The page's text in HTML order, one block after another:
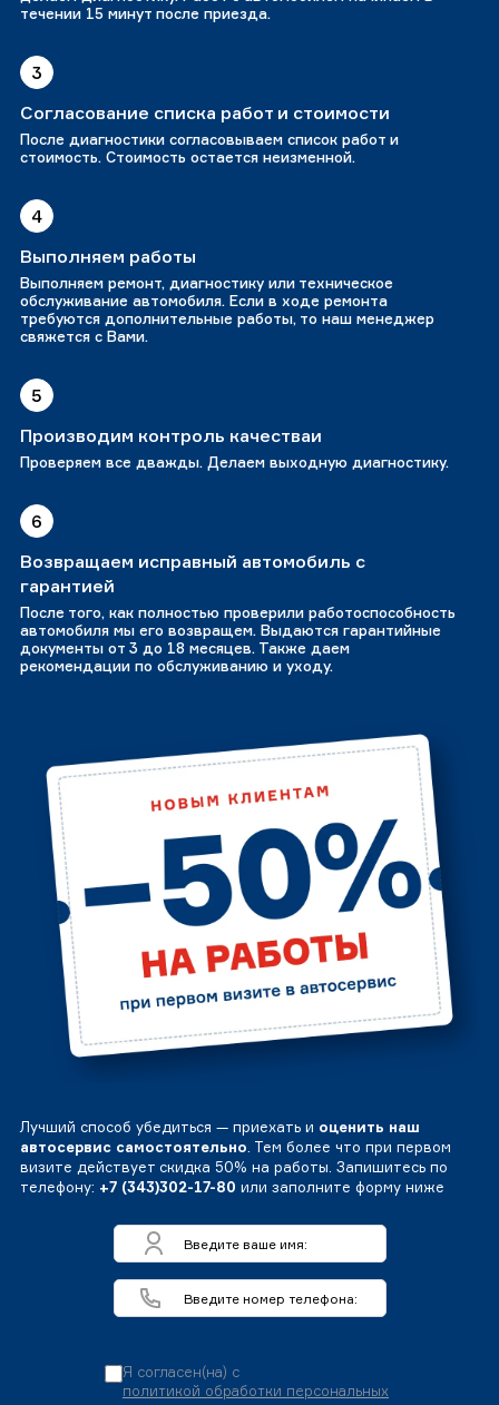
течении 15 минут после приезда.
3
Согласование списка работ и стоимости
После диагностики согласовываем список работ и
стоимость. Стоимость остается неизменной.
4
Выполняем работы
Выполняем ремонт, диагностику или техническое
обслуживание автомобиля. Если в ходе ремонта
требуются дополнительные работы, то наш менеджер
свяжется с Вами.
5
Производим контроль качестваи
Проверяем все дважды. Делаем выходную диагностику.
6
Возвращаем исправный автомобиль с
гарантией
После того, как полностью проверили работоспособность
автомобиля мы его возвращем. Выдаются гарантийные
документы от 3 до 18 месяцев. Также даем
рекомендации по обслуживанию и уходу.
Лучший способ убедиться — приехать и оценить наш
автосервис самостоятельно. Тем более что при первом
визите действует скидка 50% на работы. Запишитесь по
телефону: +7 (343)302-17-80 или заполните форму ниже
Я согласен(на) с
политикой обработки персональных